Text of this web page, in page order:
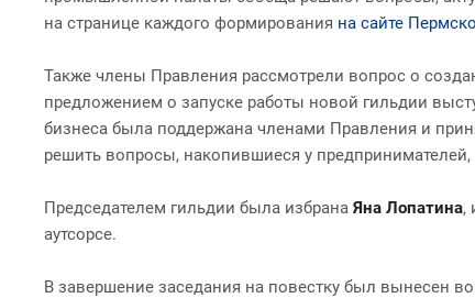
на странице каждого формирования на сайте
Также члены Правления рассмотрели вопрос о
предложением о запуске работы новой гильдии
бизнеса была поддержана членами Правления и
решить вопросы, накопившиеся у предпринимателей,
Председателем гильдии была избрана Яна Лопатина,
аутсорсе.
В завершение заседания на повестку был вынесен